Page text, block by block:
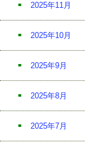
2025年11月
2025年10月
2025年9月
2025年8月
2025年7月